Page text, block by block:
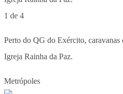
1 de 4
Perto do QG do Exército, caravanas
Igreja Rainha da Paz.
Metrópoles